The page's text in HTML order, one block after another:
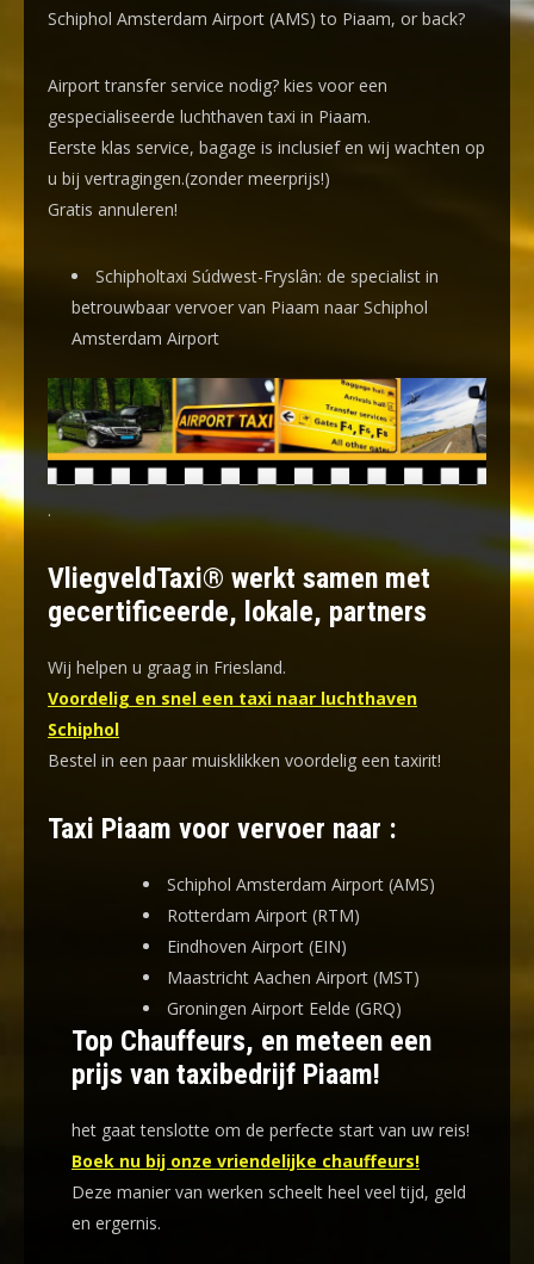
Schiphol Amsterdam Airport (AMS) to Piaam, or back?
Airport transfer service nodig? kies voor een
gespecialiseerde luchthaven taxi in Piaam.
Eerste klas service, bagage is inclusief en wij wachten op
u bij vertragingen.(zonder meerprijs!)
Gratis annuleren!
Schipholtaxi Súdwest-Fryslân: de specialist in
betrouwbaar vervoer van Piaam naar Schiphol
Amsterdam Airport
.
VliegveldTaxi® werkt samen met
gecertificeerde, lokale, partners
Wij helpen u graag in Friesland.
Voordelig en snel een taxi naar luchthaven
Schiphol
Bestel in een paar muisklikken voordelig een taxirit!
Taxi Piaam voor vervoer naar :
Schiphol Amsterdam Airport (AMS)
Rotterdam Airport (RTM)
Eindhoven Airport (EIN)
Maastricht Aachen Airport (MST)
Groningen Airport Eelde (GRQ)
Top Chauffeurs, en meteen een
prijs van taxibedrijf Piaam!
het gaat tenslotte om de perfecte start van uw reis!
Boek nu bij onze vriendelijke chauffeurs!
Deze manier van werken scheelt heel veel tijd, geld
en ergernis.